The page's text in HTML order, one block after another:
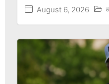
August 6, 2026